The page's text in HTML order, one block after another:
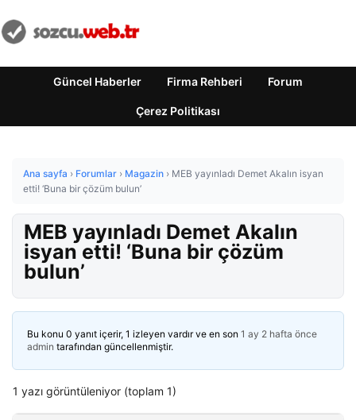
Güncel Haberler Firma Rehberi Forum
Çerez Politikası
Ana sayfa › Forumlar › Magazin › MEB yayınladı Demet Akalın isyan
etti! ‘Buna bir çözüm bulun’
MEB yayınladı Demet Akalın
isyan etti! ‘Buna bir çözüm
bulun’
Bu konu 0 yanıt içerir, 1 izleyen vardır ve en son 1 ay 2 hafta önce
admin tarafından güncellenmiştir.
1 yazı görüntüleniyor (toplam 1)